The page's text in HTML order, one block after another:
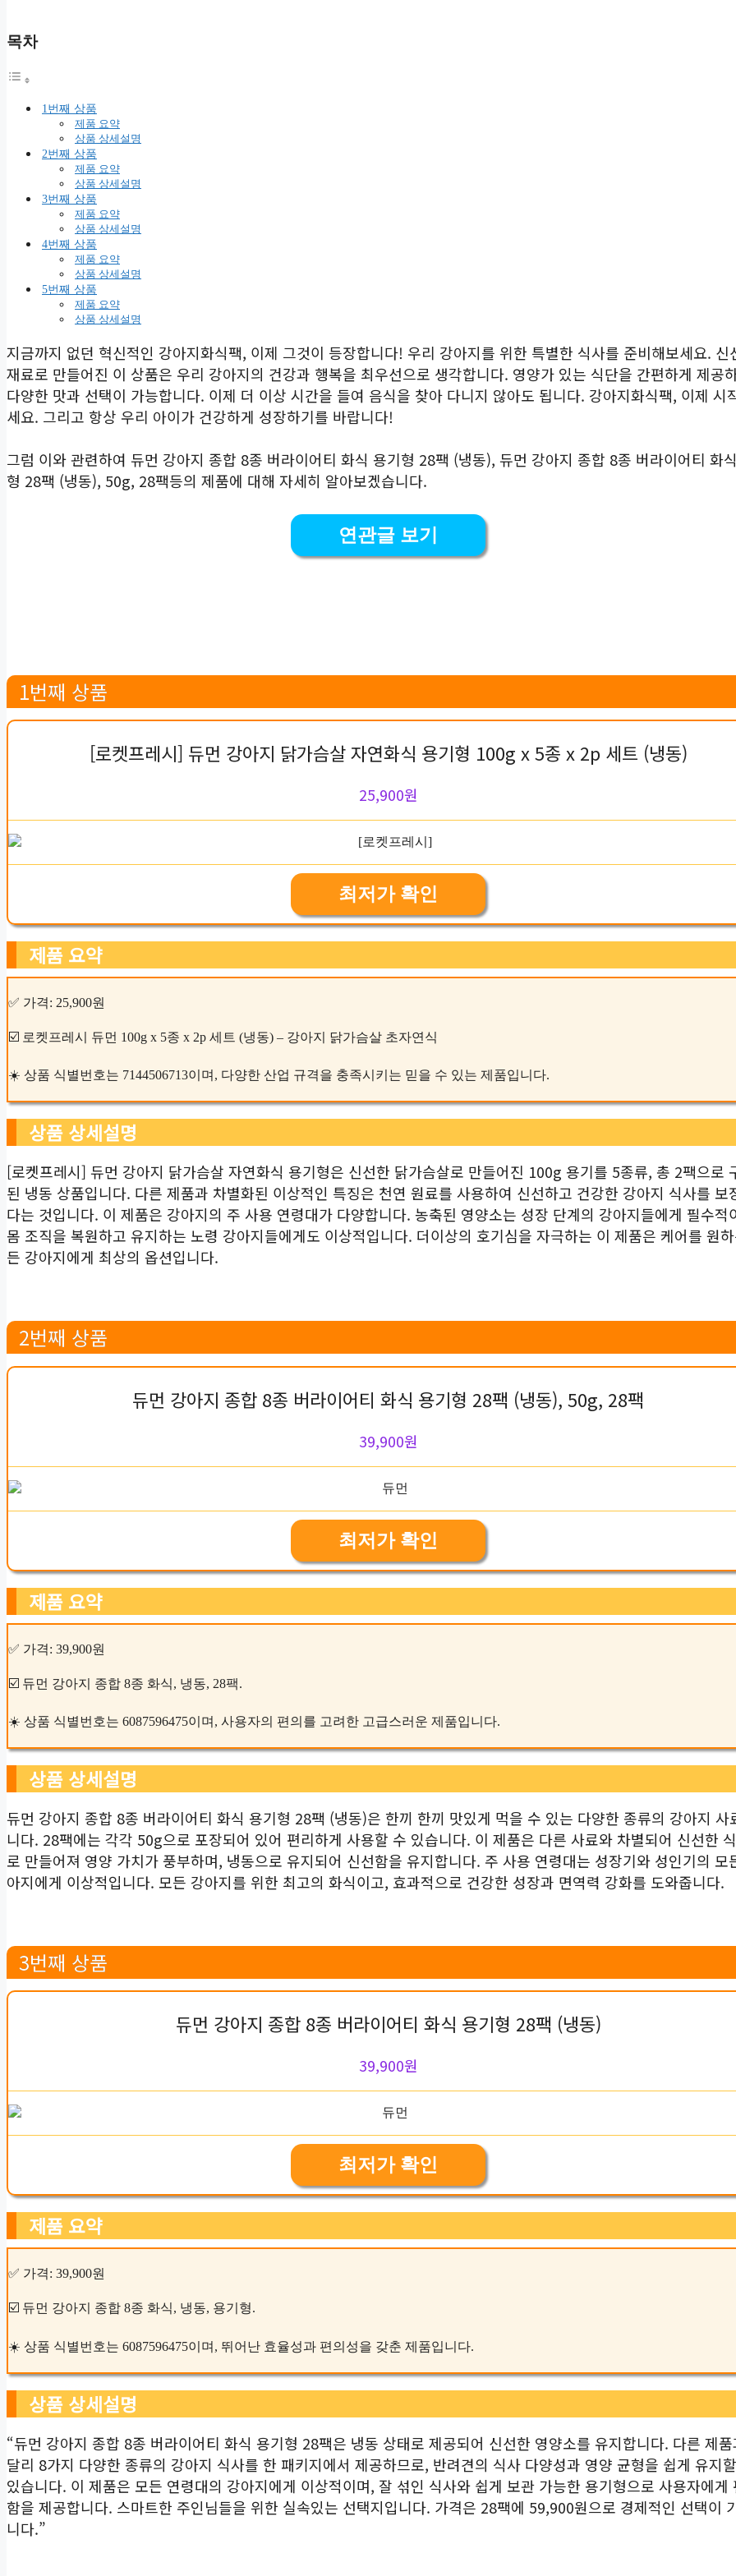
목차
1번째 상품
제품 요약
상품 상세설명
2번째 상품
제품 요약
상품 상세설명
3번째 상품
제품 요약
상품 상세설명
4번째 상품
제품 요약
상품 상세설명
5번째 상품
제품 요약
상품 상세설명
지금까지 없던 혁신적인 강아지화식팩, 이제 그것이 등장합니다! 우리 강아지를 위한 특별한 식사를 준비해보세요. 신
재료로 만들어진 이 상품은 우리 강아지의 건강과 행복을 최우선으로 생각합니다. 영양가 있는 식단을 간편하게 제공
다양한 맛과 선택이 가능합니다. 이제 더 이상 시간을 들여 음식을 찾아 다니지 않아도 됩니다. 강아지화식팩, 이제 시
세요. 그리고 항상 우리 아이가 건강하게 성장하기를 바랍니다!
그럼 이와 관련하여 듀먼 강아지 종합 8종 버라이어티 화식 용기형 28팩 (냉동), 듀먼 강아지 종합 8종 버라이어티 화
형 28팩 (냉동), 50g, 28팩등의 제품에 대해 자세히 알아보겠습니다.
연관글 보기
1번째 상품
[로켓프레시] 듀먼 강아지 닭가슴살 자연화식 용기형 100g x 5종 x 2p 세트 (냉동)
25,900원
최저가 확인
제품 요약
✅ 가격: 25,900원
☑️ 로켓프레시 듀먼 100g x 5종 x 2p 세트 (냉동) – 강아지 닭가슴살 초자연식
☀️ 상품 식별번호는 7144506713이며, 다양한 산업 규격을 충족시키는 믿을 수 있는 제품입니다.
상품 상세설명
[로켓프레시] 듀먼 강아지 닭가슴살 자연화식 용기형은 신선한 닭가슴살로 만들어진 100g 용기를 5종류, 총 2팩으로
된 냉동 상품입니다. 다른 제품과 차별화된 이상적인 특징은 천연 원료를 사용하여 신선하고 건강한 강아지 식사를 보
다는 것입니다. 이 제품은 강아지의 주 사용 연령대가 다양합니다. 농축된 영양소는 성장 단계의 강아지들에게 필수적
몸 조직을 복원하고 유지하는 노령 강아지들에게도 이상적입니다. 더이상의 호기심을 자극하는 이 제품은 케어를 원
든 강아지에게 최상의 옵션입니다.
2번째 상품
듀먼 강아지 종합 8종 버라이어티 화식 용기형 28팩 (냉동), 50g, 28팩
39,900원
최저가 확인
제품 요약
✅ 가격: 39,900원
☑️ 듀먼 강아지 종합 8종 화식, 냉동, 28팩.
☀️ 상품 식별번호는 6087596475이며, 사용자의 편의를 고려한 고급스러운 제품입니다.
상품 상세설명
듀먼 강아지 종합 8종 버라이어티 화식 용기형 28팩 (냉동)은 한끼 한끼 맛있게 먹을 수 있는 다양한 종류의 강아지 사
니다. 28팩에는 각각 50g으로 포장되어 있어 편리하게 사용할 수 있습니다. 이 제품은 다른 사료와 차별되어 신선한
로 만들어져 영양 가치가 풍부하며, 냉동으로 유지되어 신선함을 유지합니다. 주 사용 연령대는 성장기와 성인기의 모
아지에게 이상적입니다. 모든 강아지를 위한 최고의 화식이고, 효과적으로 건강한 성장과 면역력 강화를 도와줍니다.
3번째 상품
듀먼 강아지 종합 8종 버라이어티 화식 용기형 28팩 (냉동)
39,900원
최저가 확인
제품 요약
✅ 가격: 39,900원
☑️ 듀먼 강아지 종합 8종 화식, 냉동, 용기형.
☀️ 상품 식별번호는 6087596475이며, 뛰어난 효율성과 편의성을 갖춘 제품입니다.
상품 상세설명
“듀먼 강아지 종합 8종 버라이어티 화식 용기형 28팩은 냉동 상태로 제공되어 신선한 영양소를 유지합니다. 다른 제
달리 8가지 다양한 종류의 강아지 식사를 한 패키지에서 제공하므로, 반려견의 식사 다양성과 영양 균형을 쉽게 유지
있습니다. 이 제품은 모든 연령대의 강아지에게 이상적이며, 잘 섞인 식사와 쉽게 보관 가능한 용기형으로 사용자에게
함을 제공합니다. 스마트한 주인님들을 위한 실속있는 선택지입니다. 가격은 28팩에 59,900원으로 경제적인 선택이
니다.”